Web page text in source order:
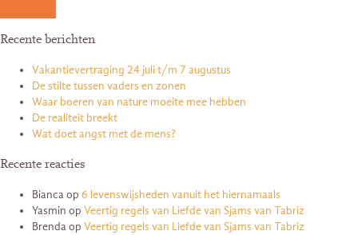
Recente berichten
Vakantievertraging 24 juli t/m 7 augustus
De stilte tussen vaders en zonen
Waar boeren van nature moeite mee hebben
De realiteit breekt
Wat doet angst met de mens?
Recente reacties
Biancaop 6 levenswijsheden vanuit het hiernamaals
Yasmin op Veertig regels van Liefde van Sjams van Tabriz
Brendaop Veertig regels van Liefde van Sjams van Tabriz